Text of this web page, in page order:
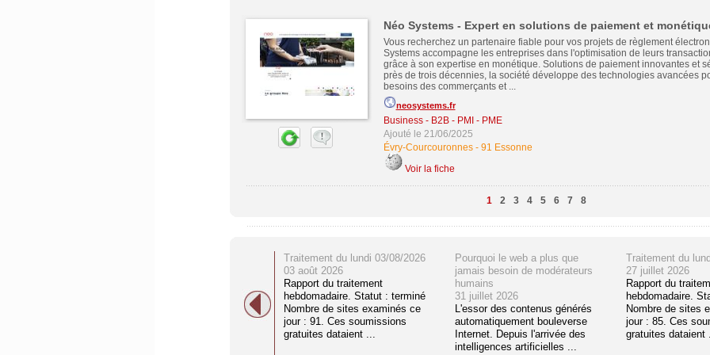
Néo Systems - Expert en solutions de paiement et
Vous recherchez un partenaire fiable pour vos projets de règlement
Systems accompagne les entreprises dans l'optimisation de leurs
grâce à son expertise en monétique. Solutions de paiement innovantes et
près de trois décennies, la société développe des technologies avancées
besoins des commerçants et ...
neosystems.fr
Business - B2B - PMI - PME
Ajouté le 21/06/2025
Évry-Courcouronnes- 91 Essonne
Voir la fiche
1 2 3 4 5 6 7 8
Traitement du lundi 03/08/2026
03 août 2026
Rapport du traitement
hebdomadaire. Statut : terminé
Nombre de sites examinés ce
jour : 91. Ces soumissions
gratuites dataient ...
Pourquoi le web a plus que
jamais besoin de modérateurs
humains
31 juillet 2026
L'essor des contenus générés
automatiquement bouleverse
Internet. Depuis l'arrivée des
intelligences artificielles ...
Traitement du
27 juillet 2026
Rapport du
hebdomadaire.
Nombre de sites
jour : 85. Ces
gratuites dataient